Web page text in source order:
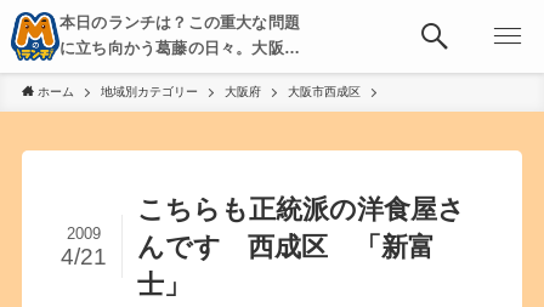
本日のランチは？この重大な問題
に立ち向かう葛藤の日々。大阪・
京都・神戸を中心とした食べ歩
き、飲み歩きを綴る。
ホーム 地域別カテゴリー 大阪府 大阪市西成区
こちらも正統派の洋食屋さ
んです 西成区 「新富
士」
2009
4/21